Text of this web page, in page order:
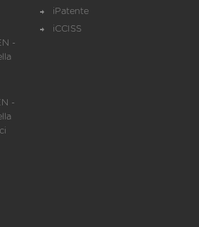
-
-
iPatente
iCCISS